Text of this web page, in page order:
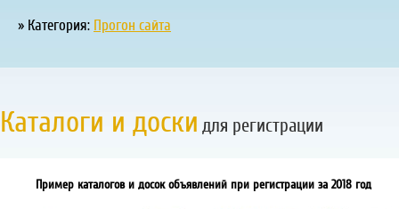
» Категория: Прогон сайта
Каталоги и доски для регистрации
Пример каталогов и досок объявлений при регистрации за 2018 год